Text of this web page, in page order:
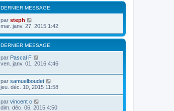
DERNIER MESSAGE
par steph
mar. janv. 27, 2015 1:42
DERNIER MESSAGE
par Pascal F
ven. janv. 01, 2016 4:46
par samuelboudet
jeu. déc. 10, 2015 11:58
par vincent c
dim. déc. 06, 2015 4:50